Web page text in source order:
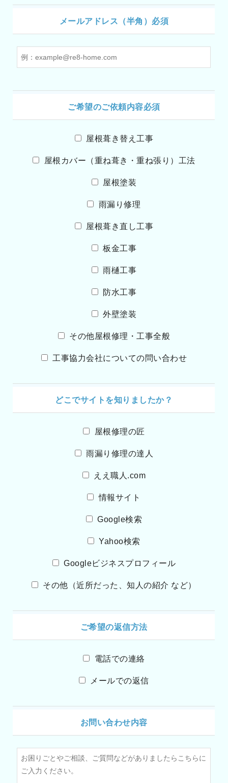
メールアドレス（半角）必須
ご希望のご依頼内容必須
屋根葺き替え工事
屋根カバー（重ね葺き・重ね張り）工法
屋根塗装
雨漏り修理
屋根葺き直し工事
板金工事
雨樋工事
防水工事
外壁塗装
その他屋根修理・工事全般
工事協力会社についての問い合わせ
どこでサイトを知りましたか？
屋根修理の匠
雨漏り修理の達人
ええ職人.com
情報サイト
Google検索
Yahoo検索
Googleビジネスプロフィール
その他（近所だった、知人の紹介 など）
ご希望の返信方法
電話での連絡
メールでの返信
お問い合わせ内容